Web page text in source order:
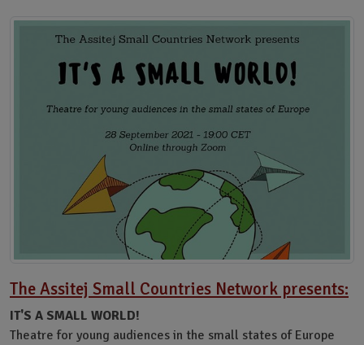
The Assitej Small Countries Network presents:
IT'S A SMALL WORLD!
Theatre for young audiences in the small states of Europe